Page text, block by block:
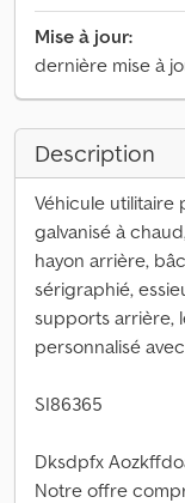
Mise à jour:
dernière mise à
Description
Véhicule utilitaire
galvanisé à
hayon arrière,
sérigraphié,
supports arrière,
personnalisé
SI86365
Dksdpfx
Notre offre